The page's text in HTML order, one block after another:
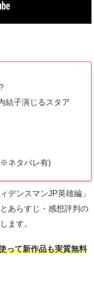
結子演じるスタア
ネタバレ有)
デンスマンJP英雄編」
あらすじ・感想評判の
ます。
って新作品も実質無料